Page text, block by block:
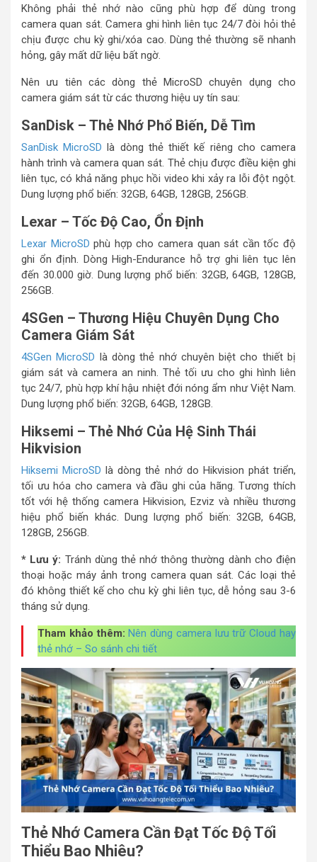
Không phải thẻ nhớ nào cũng phù hợp để dùng trong
camera quan sát. Camera ghi hình liên tục 24/7 đòi hỏi thẻ
chịu được chu kỳ ghi/xóa cao. Dùng thẻ thường sẽ nhanh
hỏng, gây mất dữ liệu bất ngờ.
Nên ưu tiên các dòng thẻ MicroSD chuyên dụng cho
camera giám sát từ các thương hiệu uy tín sau:
SanDisk – Thẻ Nhớ Phổ Biến, Dễ Tìm
SanDisk MicroSD là dòng thẻ thiết kế riêng cho camera
hành trình và camera quan sát. Thẻ chịu được điều kiện ghi
liên tục, có khả năng phục hồi video khi xảy ra lỗi đột ngột.
Dung lượng phổ biến: 32GB, 64GB, 128GB, 256GB.
Lexar – Tốc Độ Cao, Ổn Định
Lexar MicroSD phù hợp cho camera quan sát cần tốc độ
ghi ổn định. Dòng High-Endurance hỗ trợ ghi liên tục lên
đến 30.000 giờ. Dung lượng phổ biến: 32GB, 64GB, 128GB,
256GB.
4SGen – Thương Hiệu Chuyên Dụng Cho
Camera Giám Sát
4SGen MicroSD là dòng thẻ nhớ chuyên biệt cho thiết bị
giám sát và camera an ninh. Thẻ tối ưu cho ghi hình liên
tục 24/7, phù hợp khí hậu nhiệt đới nóng ẩm như Việt Nam.
Dung lượng phổ biến: 32GB, 64GB, 128GB.
Hiksemi – Thẻ Nhớ Của Hệ Sinh Thái
Hikvision
Hiksemi MicroSD là dòng thẻ nhớ do Hikvision phát triển,
tối ưu hóa cho camera và đầu ghi của hãng. Tương thích
tốt với hệ thống camera Hikvision, Ezviz và nhiều thương
hiệu phổ biến khác. Dung lượng phổ biến: 32GB, 64GB,
128GB, 256GB.
* Lưu ý: Tránh dùng thẻ nhớ thông thường dành cho điện
thoại hoặc máy ảnh trong camera quan sát. Các loại thẻ
đó không thiết kế cho chu kỳ ghi liên tục, dễ hỏng sau 3-6
tháng sử dụng.
Tham khảo thêm: Nên dùng camera lưu trữ Cloud hay
thẻ nhớ – So sánh chi tiết
Thẻ Nhớ Camera Cần Đạt Tốc Độ Tối
Thiểu Bao Nhiêu?